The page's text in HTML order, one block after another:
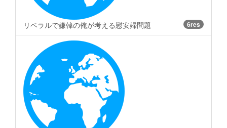
リベラルで嫌韓の俺が考える慰安婦問題 6res